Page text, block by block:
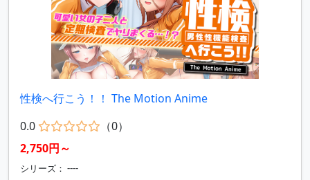
性検へ行こう！！ The Motion Anime
0.0
（0）
2,750円～
シリーズ： ----